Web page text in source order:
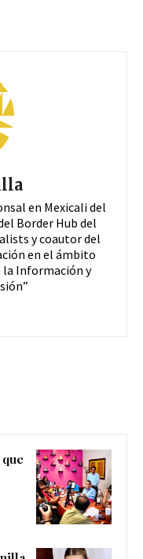
en Mexicali del
Border Hub del
y coautor del
en el ámbito
la Información y